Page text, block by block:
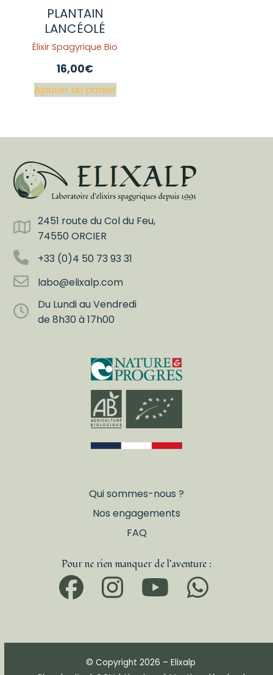
PLANTAIN
LANCÉOLÉ
Élixir Spagyrique Bio
16,00€
Ajouter au panier
2451 route du Col du Feu,
74550 ORCIER
+33 (0)4 50 73 93 31
labo@elixalp.com
Du Lundi au Vendredi
de 8h30 à 17h00
Qui sommes-nous ?
Nos engagements
FAQ
Pour ne rien manquer de l’aventure :
Facebook
Instagram
© Copyright 2026 – Elixalp